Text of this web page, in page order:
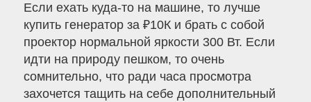
Если ехать куда-то на машине, то лучше
купить генератор за ₽10К и брать с собой
проектор нормальной яркости 300 Вт. Если
идти на природу пешком, то очень
сомнительно, что ради часа просмотра
захочется тащить на себе дополнительный